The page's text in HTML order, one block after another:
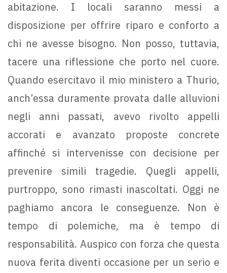
abitazione. I locali saranno messi a
disposizione per offrire riparo e conforto a
chi ne avesse bisogno. Non posso, tuttavia,
tacere una riflessione che porto nel cuore.
Quando esercitavo il mio ministero a Thurio,
anch’essa duramente provata dalle alluvioni
negli anni passati, avevo rivolto appelli
accorati e avanzato proposte concrete
affinché si intervenisse con decisione per
prevenire simili tragedie. Quegli appelli,
purtroppo, sono rimasti inascoltati. Oggi ne
paghiamo ancora le conseguenze. Non è
tempo di polemiche, ma è tempo di
responsabilità. Auspico con forza che questa
nuova ferita diventi occasione per un serio e